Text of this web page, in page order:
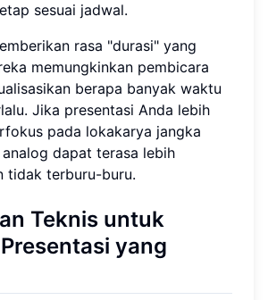
sesuai jadwal.
rasa "durasi" yang
memungkinkan pembicara
berapa banyak waktu
Jika presentasi Anda lebih
pada lokakarya jangka
dapat terasa lebih
tidak terburu-buru.
Teknis untuk
yang